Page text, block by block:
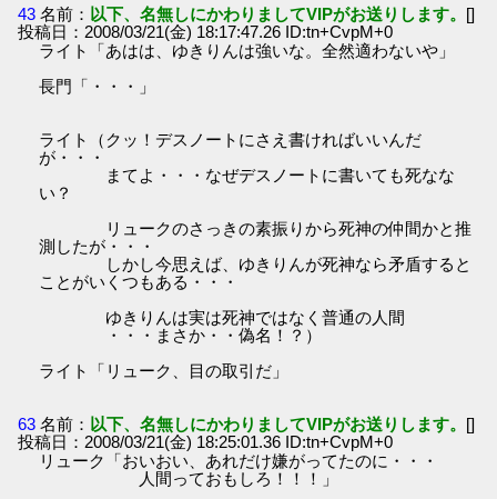
43 名前： 以下、名無しにかわりましてVIPがお送りします。 []
投稿日：2008/03/21(金) 18:17:47.26 ID:tn+CvpM+0
ライト「あはは、ゆきりんは強いな。全然適わないや」
長門「・・・」
ライト（クッ！デスノートにさえ書ければいいんだ
が・・・
まてよ・・・なぜデスノートに書いても死なな
い？
リュークのさっきの素振りから死神の仲間かと推
測したが・・・
しかし今思えば、ゆきりんが死神なら矛盾すると
ことがいくつもある・・・
ゆきりんは実は死神ではなく普通の人間
・・・まさか・・偽名！？）
ライト「リューク、目の取引だ」
63 名前： 以下、名無しにかわりましてVIPがお送りします。 []
投稿日：2008/03/21(金) 18:25:01.36 ID:tn+CvpM+0
リューク「おいおい、あれだけ嫌がってたのに・・・
人間っておもしろ！！！」